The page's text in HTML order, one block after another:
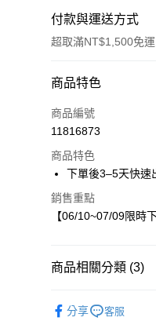
付款與運送方式
超取滿NT$1,500免運
付款方式
信用卡一次付款
Apple Pay
街口支付
付款後全家取貨
商品特色
商品編號
11816873
商品特色
下單後3–5天快速
銷售重點
【06/10~07/09限時下
商品相關分類 (3)
分享 客服